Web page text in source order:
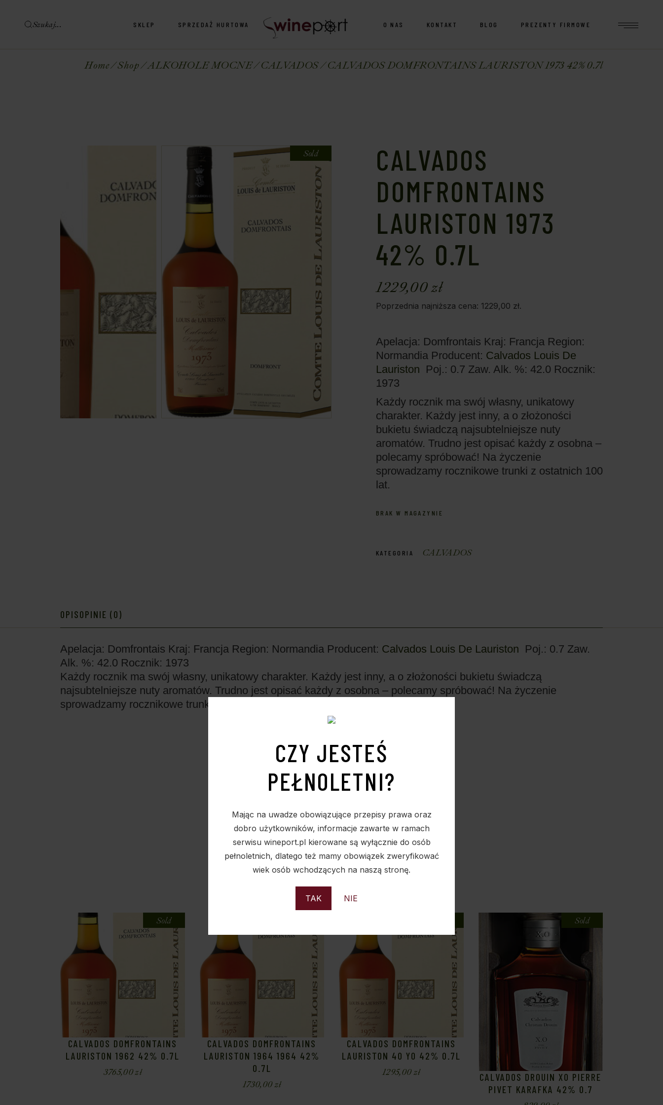
CZY JESTEŚ
PEŁNOLETNI?
Mając na uwadze obowiązujące przepisy prawa oraz
dobro użytkowników, informacje zawarte w ramach
serwisu wineport.pl kierowane są wyłącznie do osób
pełnoletnich, dlatego też mamy obowiązek zweryfikować
wiek osób wchodzących na naszą stronę.
TAK NIE
SKLEP SPRZEDAŻ HURTOWA O NAS KONTAKT BLOG PREZENTY FIRMOWE
Sklep Wina & Alkohole
Home Shop ALKOHOLE MOCNE CALVADOS CALVADOS DOMFRONTAINS LAURISTON 1973 42% 0.7l
Sold
CALVADOS
DOMFRONTAINS
LAURISTON 1973
42% 0.7L
1229,00zł
Poprzednia najniższa cena: 1229,00 zł.
Apelacja: Domfrontais Kraj: Francja Region:
Normandia Producent: Calvados Louis De
Lauriston Poj.: 0.7 Zaw. Alk. %: 42.0 Rocznik:
1973
Każdy rocznik ma swój własny, unikatowy
charakter. Każdy jest inny, a o złożoności
bukietu świadczą najsubtelniejsze nuty
aromatów. Trudno jest opisać każdy z osobna –
polecamy spróbować! Na życzenie
sprowadzamy rocznikowe trunki z ostatnich 100
lat.
BRAK W MAGAZYNIE
KATEGORIA CALVADOS
OPISOPINIE (0)
Apelacja: Domfrontais Kraj: Francja Region: Normandia Producent: Calvados Louis De Lauriston Poj.: 0.7 Zaw.
Alk. %: 42.0 Rocznik: 1973
Każdy rocznik ma swój własny, unikatowy charakter. Każdy jest inny, a o złożoności bukietu świadczą
najsubtelniejsze nuty aromatów. Trudno jest opisać każdy z osobna – polecamy spróbować! Na życzenie
sprowadzamy rocznikowe trunki z ostatnich 100 lat.
PODOBNE PRODUKTY
Sold
CALVADOS DOMFRONTAINS
LAURISTON 1962 42% 0.7L
3765,00zł
CALVADOS DOMFRONTAINS
LAURISTON 1964 1964 42%
0.7L
1730,00zł
CALVADOS DOMFRONTAINS
LAURISTON 40 YO 42% 0.7L
1295,00zł
Sold
CALVADOS DROUIN XO PIERRE
PIVET KARAFKA 42% 0.7